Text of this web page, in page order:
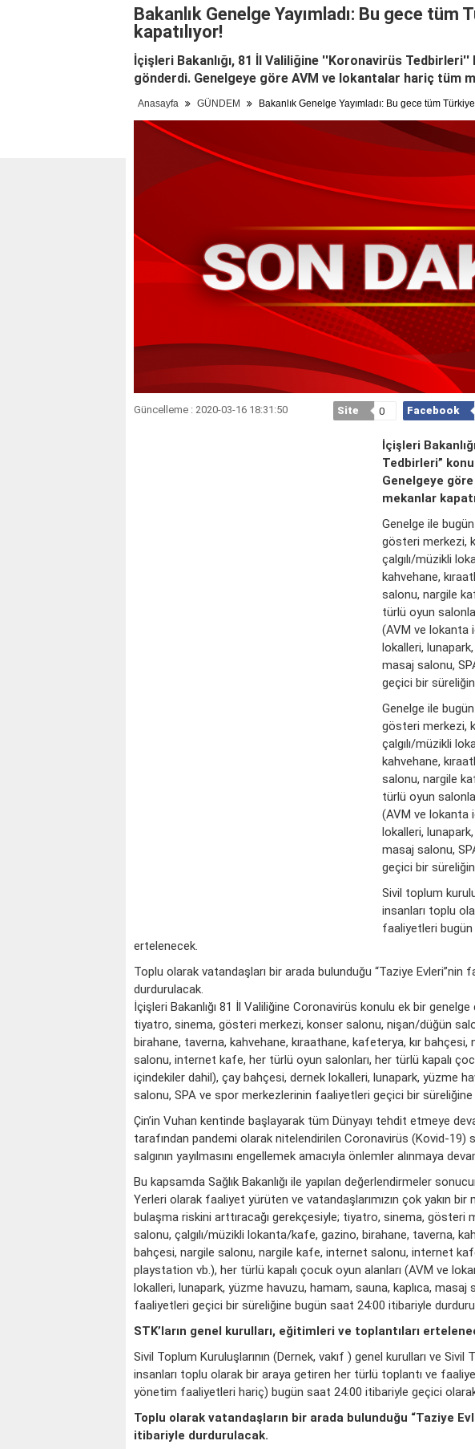
Bakanlık Genelge Yayımladı: Bu gece tüm
kapatılıyor!
İçişleri Bakanlığı, 81 İl Valiliğine ''Koronavirüs
gönderdi. Genelgeye göre AVM ve lokantalar hariç tüm
Anasayfa GÜNDEM Bakanlık Genelge Yayımladı: Bu gece tüm
Güncelleme : 2020-03-16 18:31:50 Site 0 Facebook
İçişleri
Tedbirleri”
Genelgeye
mekanlar
Genelge ile
gösteri merkezi,
çalgılı/müzikli
kahvehane,
salonu, nargile
türlü oyun
(AVM ve lokanta
lokalleri,
masaj salonu,
geçici bir
Genelge ile
gösteri merkezi,
çalgılı/müzikli
kahvehane,
salonu, nargile
türlü oyun
(AVM ve lokanta
lokalleri,
masaj salonu,
geçici bir
Sivil toplum
insanları toplu
faaliyetleri
ertelenecek.
Toplu olarak vatandaşları bir arada bulunduğu “Taziye Evleri”nin
durdurulacak.
İçişleri Bakanlığı 81 İl Valiliğine Coronavirüs konulu ek bir
tiyatro, sinema, gösteri merkezi, konser salonu, nişan/düğün
birahane, taverna, kahvehane, kıraathane, kafeterya, kır
salonu, internet kafe, her türlü oyun salonları, her türlü kapalı
içindekiler dahil), çay bahçesi, dernek lokalleri, lunapark, yüzme
salonu, SPA ve spor merkezlerinin faaliyetleri geçici bir
Çin’in Vuhan kentinde başlayarak tüm Dünyayı tehdit etmeye
tarafından pandemi olarak nitelendirilen Coronavirüs (Kovid-19)
salgının yayılmasını engellemek amacıyla önlemler alınmaya
Bu kapsamda Sağlık Bakanlığı ile yapılan değerlendirmeler
Yerleri olarak faaliyet yürüten ve vatandaşlarımızın çok yakın
bulaşma riskini arttıracağı gerekçesiyle; tiyatro, sinema, gösteri
salonu, çalgılı/müzikli lokanta/kafe, gazino, birahane, taverna,
bahçesi, nargile salonu, nargile kafe, internet salonu, internet
playstation vb.), her türlü kapalı çocuk oyun alanları (AVM ve
lokalleri, lunapark, yüzme havuzu, hamam, sauna, kaplıca,
faaliyetleri geçici bir süreliğine bugün saat 24:00 itibariyle
STK’ların genel kurulları, eğitimleri ve toplantıları
Sivil Toplum Kuruluşlarının (Dernek, vakıf ) genel kurulları ve Sivil
insanları toplu olarak bir araya getiren her türlü toplantı ve
yönetim faaliyetleri hariç) bugün saat 24:00 itibariyle geçici
Toplu olarak vatandaşların bir arada bulunduğu “Taziye
itibariyle durdurulacak.